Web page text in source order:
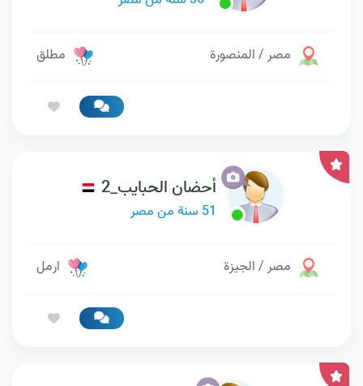
مصر / المنصورة مطلق
أحضان الحبايب_2
51 سنة من مصر
مصر / الجيزة ارمل